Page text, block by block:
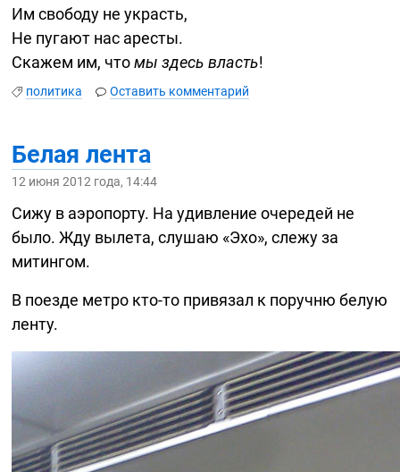
Им свободу не украсть,
Не пугают нас аресты.
Скажем им, чтомы здесь власть!
политика Оставить комментарий
Белая лента
12 июня 2012 года, 14:44
Сижу в аэропорту. На удивление очередей не
было. Жду вылета, слушаю «Эхо», слежу за
митингом.
В поезде метро кто-то привязал к поручню белую
ленту.